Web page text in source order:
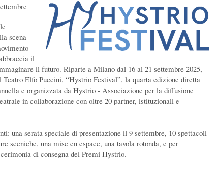
scena
il
il futuro. Riparte a Milano dal 16 al 21 settembre 2025,
Teatro Elfo Puccini, “Hystrio Festival”, la quarta edizione diretta
e organizzata da Hystrio - Associazione per la diffusione
in collaborazione con oltre 20 partner, istituzionali e
una serata speciale di presentazione il 9 settembre, 10 spettacoli
sceniche, una mise en espace, una tavola rotonda, e per
di consegna dei Premi Hystrio.